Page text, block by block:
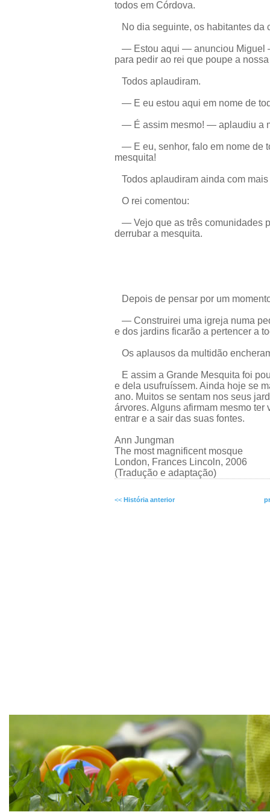
todos em Córdova.
No dia seguinte, os habitantes da
— Estou aqui — anunciou Miguel
para pedir ao rei que poupe a
Todos aplaudiram.
— E eu estou aqui em nome de
— É assim mesmo! — aplaudiu a
— E eu, senhor, falo em nome de
mesquita!
Todos aplaudiram ainda com mais
O rei comentou:
— Vejo que as três comunidades
derrubar a mesquita.
Depois de pensar por um
— Construirei uma igreja numa
e dos jardins ficarão a pertencer a
Os aplausos da multidão
E assim a Grande Mesquita foi
e dela usufruíssem. Ainda hoje se
ano. Muitos se sentam nos seus
árvores. Alguns afirmam mesmo
entrar e a sair das suas fontes.
Ann Jungman
The most magnificent mosque
London, Frances Lincoln, 2006
(Tradução e adaptação)
<< História anterior